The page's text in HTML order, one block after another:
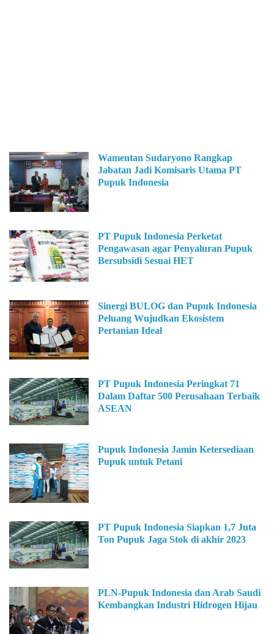
Wamentan Sudaryono Rangkap
Jabatan Jadi Komisaris Utama PT
Pupuk Indonesia
PT Pupuk Indonesia Perketat
Pengawasan agar Penyaluran Pupuk
Bersubsidi Sesuai HET
Sinergi BULOG dan Pupuk Indonesia
Peluang Wujudkan Ekosistem
Pertanian Ideal
PT Pupuk Indonesia Peringkat 71
Dalam Daftar 500 Perusahaan Terbaik
ASEAN
Pupuk Indonesia Jamin Ketersediaan
Pupuk untuk Petani
PT Pupuk Indonesia Siapkan 1,7 Juta
Ton Pupuk Jaga Stok di akhir 2023
PLN-Pupuk Indonesia dan Arab Saudi
Kembangkan Industri Hidrogen Hijau